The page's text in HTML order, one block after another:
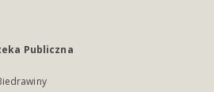
Publiczna